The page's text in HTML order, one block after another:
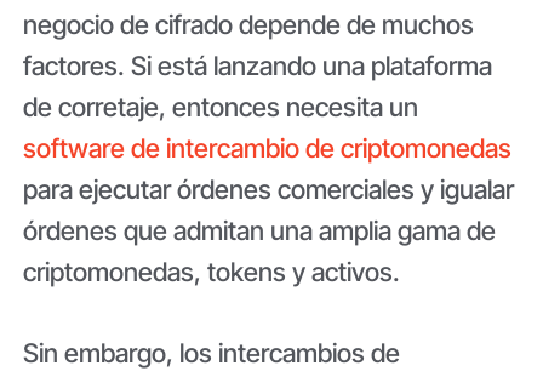
negocio de cifrado depende de muchos
factores. Si está lanzando una plataforma
de corretaje, entonces necesita un
software de intercambio de criptomonedas
para ejecutar órdenes comerciales y igualar
órdenes que admitan una amplia gama de
criptomonedas, tokens y activos.
Sin embargo, los intercambios de